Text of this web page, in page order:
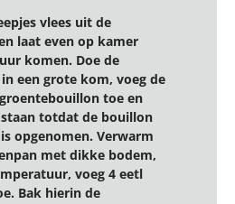
vlees uit de
laat even op kamer
komen. Doe de
een grote kom, voeg de
toe en
totdat de bouillon
opgenomen. Verwarm
met dikke bodem,
voeg 4 eetl
Bak hierin de